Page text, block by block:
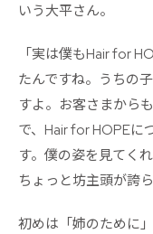
いう大平さん。
「実は僕もHair for
たんですね。うちの
すよ。お客さまから
で、Hair for HOPEに
す。僕の姿を見てく
ちょっと坊主頭が誇
初めは「姉のために